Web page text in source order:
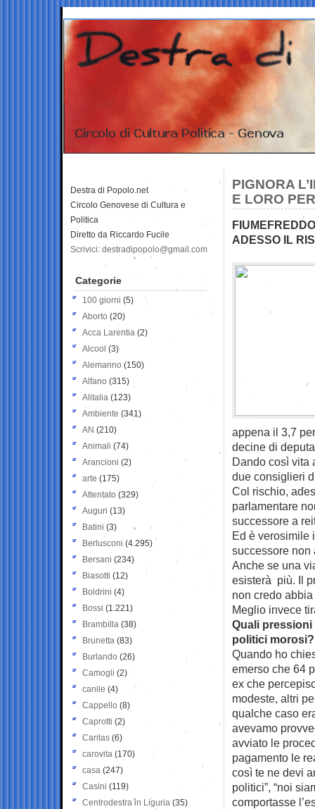
PIGNORA
E LORO
ADESSO IL
appena il 3,7
decine di
Dando così vita
due consiglieri
Col rischio,
parlamentare
successore a
Ed è verosimile
successore
Anche se una
esisterà più. Il
non credo
Meglio invece
Quali
politici morosi?
Quando ho
emerso che 64
ex che
modeste, altri
qualche caso
avevamo
avviato le
pagamento le
così te ne devi
politici”, “noi
comportasse
Destra di Popolo.net
Circolo Genovese di Cultura e
Politica
Diretto da Riccardo Fucile
Scrivici: destradipopolo@gmail.com
Categorie
100 giorni (5)
Aborto (20)
Acca Larentia (2)
Alcool (3)
Alemanno (150)
Alfano (315)
Alitalia (123)
Ambiente (341)
AN (210)
Animali (74)
Arancioni (2)
arte (175)
Attentato (329)
Auguri (13)
Batini (3)
Berlusconi (4.295)
Bersani (234)
Biasotti (12)
Boldrini (4)
Bossi (1.221)
Brambilla (38)
Brunetta (83)
Burlando (26)
Camogli (2)
canile (4)
Cappello (8)
Caprotti (2)
Caritas (6)
carovita (170)
casa (247)
Casini (119)
Centrodestra in Liguria (35)